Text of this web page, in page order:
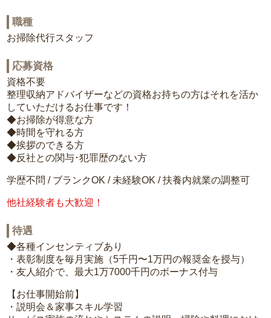
職種
お掃除代行スタッフ
応募資格
資格不要
整理収納アドバイザーなどの資格お持ちの方はそれを活か
していただけるお仕事です！
◆お掃除が得意な方
◆時間を守れる方
◆挨拶のできる方
◆反社との関与･犯罪歴のない方
学歴不問 / ブランクOK / 未経験OK / 扶養内就業の調整可
他社経験者も大歓迎！
待遇
◆各種インセンティブあり
・表彰制度を毎月実施（5千円〜1万円の報奨金を授与）
・友人紹介で、最大1万7000千円のボーナス付与
【お仕事開始前】
・説明会＆家事スキル学習